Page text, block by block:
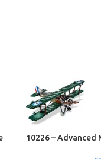
10226 – Advanced